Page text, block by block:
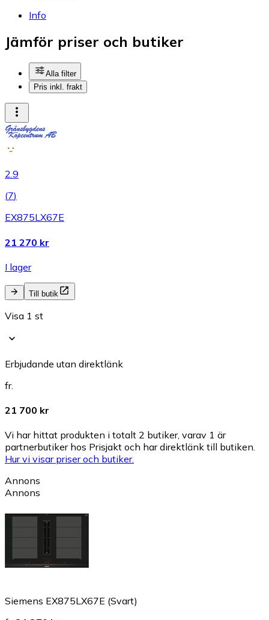
Info
Jämför priser och butiker
Alla filter
Pris inkl. frakt
2.9
(7)
EX875LX67E
21 270 kr
I lager
Till butik
Visa 1 st
Erbjudande utan direktlänk
fr.
21 700 kr
Vi har hittat produkten i totalt 2 butiker, varav 1 är
partnerbutiker hos Prisjakt och har direktlänk till butiken.
Hur vi visar priser och butiker.
Annons
Annons
Siemens EX875LX67E (Svart)